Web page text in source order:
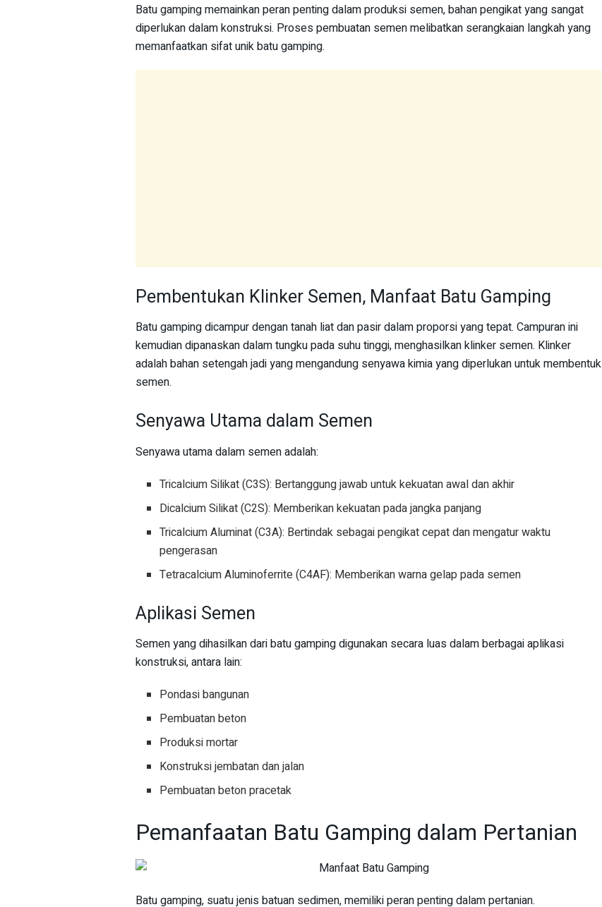
Batu gamping memainkan peran penting dalam produksi semen, bahan pengikat yang sangat
diperlukan dalam konstruksi. Proses pembuatan semen melibatkan serangkaian langkah yang
memanfaatkan sifat unik batu gamping.
Pembentukan Klinker Semen, Manfaat Batu Gamping
Batu gamping dicampur dengan tanah liat dan pasir dalam proporsi yang tepat. Campuran ini
kemudian dipanaskan dalam tungku pada suhu tinggi, menghasilkan klinker semen. Klinker
adalah bahan setengah jadi yang mengandung senyawa kimia yang diperlukan untuk membentuk
semen.
Senyawa Utama dalam Semen
Senyawa utama dalam semen adalah:
Tricalcium Silikat (C3S): Bertanggung jawab untuk kekuatan awal dan akhir
Dicalcium Silikat (C2S): Memberikan kekuatan pada jangka panjang
Tricalcium Aluminat (C3A): Bertindak sebagai pengikat cepat dan mengatur waktu
pengerasan
Tetracalcium Aluminoferrite (C4AF): Memberikan warna gelap pada semen
Aplikasi Semen
Semen yang dihasilkan dari batu gamping digunakan secara luas dalam berbagai aplikasi
konstruksi, antara lain:
Pondasi bangunan
Pembuatan beton
Produksi mortar
Konstruksi jembatan dan jalan
Pembuatan beton pracetak
Pemanfaatan Batu Gamping dalam Pertanian
Batu gamping, suatu jenis batuan sedimen, memiliki peran penting dalam pertanian.